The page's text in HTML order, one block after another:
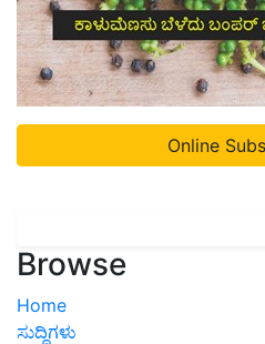
Online
Browse
Home
ಸುದ್ದಿಗಳು